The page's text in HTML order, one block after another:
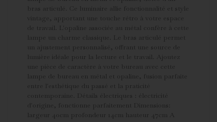
bras articulé. Ce luminaire allie fonctionnalité et style
vintage, apportant une touche rétro à votre espace
de travail. L'opaline associée au métal confère à cette
lampe un charme classique. Le bras articulé permet
un ajustement personnalisé, offrant une source de
lumière idéale pour la lecture et le travail. Ajoutez
une pièce de caractère à votre bureau avec cette
lampe de bureau en métal et opaline, fusion parfaite
entre l'esthétique du passé et la praticité
contemporaine. Détails électriques : électricité
d'origine, fonctionne parfaitement Dimensions:
largeur 40cm profondeur 14cm hauteur 47cm A